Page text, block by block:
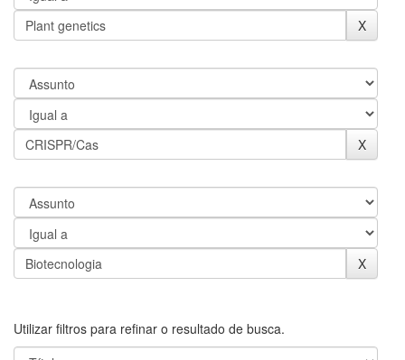
Utilizar filtros para refinar o resultado de busca.